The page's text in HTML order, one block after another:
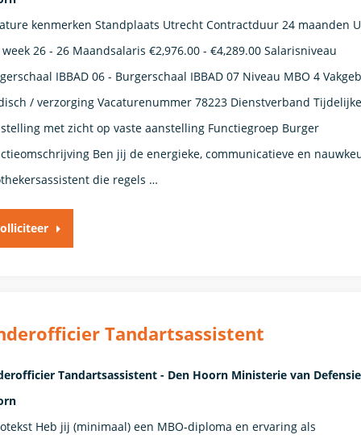
kenmerken Standplaats Utrecht Contractduur 24 maanden
26 - 26 Maandsalaris €2,976.00 - €4,289.00 Salarisniveau
IBBAD 06 - Burgerschaal IBBAD 07 Niveau MBO 4
/ verzorging Vacaturenummer 78223 Dienstverband Tijdelijke
met zicht op vaste aanstelling​​ Functiegroep Burger​
Ben jij de energieke, communicatieve en
die regels …
Tandartsassistent
Tandartsassistent - Den Hoorn Ministerie van
Heb jij (minimaal) een MBO-diploma en ervaring als